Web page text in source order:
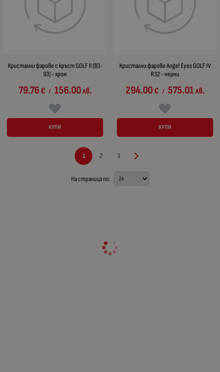
Кристални фарове с кръст GOLF II (83-
93) - хром
79.76€ / 156.00лв.
КУПИ
Кристални фарове Angel Eyes GOLF IV
R32 - черни
294.00€ / 575.01лв.
КУПИ
1 2 3
На страница по: